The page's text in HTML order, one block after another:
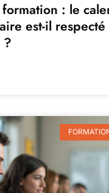
formation : le
est-il
?